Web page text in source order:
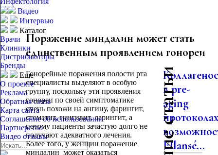
Видео
Интервью
Каталог
Врачи
Клиники
Дистрибьюторы
Бренды
Еще
О проекте
Реклама
Обратная связь
Карта сайта
Соглашение об использовании
Партнерство
Видео отзывы
Поражение миндалин может стать
единственным проявлением гонореи
Гонорейные поражения полости рта
специалисты выделяют в особую
группу, поскольку эти проявления
гонореи по своей симптоматике
очень похожи на ангину, фарингит,
стоматит, гингивит, ларингит, а
потому пациенты зачастую долго не
получают адекватного лечения.
Более того, у женщин поражение
миндалин может оказаться
в pre-
aging
Ellansé...